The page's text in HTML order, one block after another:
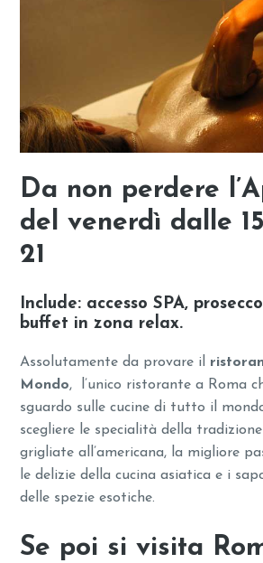
Da non perdere
del venerdì dalle
21
Include: accesso SPA,
buffet in zona relax.
Assolutamente da provare il
Mondo, l’unico ristorante a Roma
sguardo sulle cucine di tutto il
scegliere le specialità della
grigliate all’americana, la migliore
le delizie della cucina asiatica e i
delle spezie esotiche.
Se poi si visita